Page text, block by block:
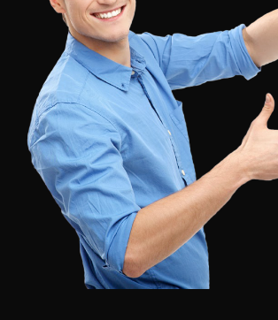
dispozitie si tehnica necesara pentru
clonare chei auto. Consultaticatalogul
produse!
Am inceput KeyPro in 1994
Deblocari incuietori, Clonare chei,
auto
Firma noastra lucreaza pentru
personal calificat cu experienta de pana
acest domeniu. Pe site puteti gasi
toate serviciile si produsele noastre,
deblocari auto si yale, copiere chei
yale.